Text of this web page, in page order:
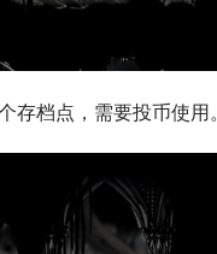
存档点，需要投币使用。